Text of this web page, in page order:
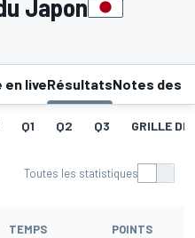
Japon
en liveRésultatsNotes des
Q1 Q2 Q3 GRILLE DE
Toutes les statistiques
TEMPS POINTS